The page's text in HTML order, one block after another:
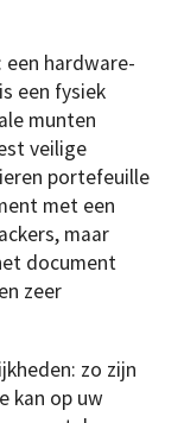
een hardware-
een fysiek
munten
veilige
portefeuille
met een
maar
document
zeer
zo zijn
kan op uw